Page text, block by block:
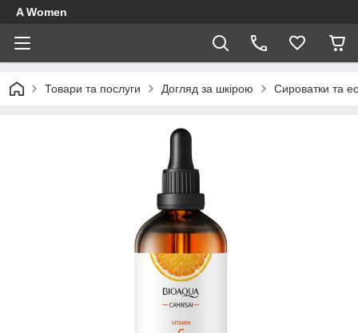
A Women
Товари та послуги Догляд за шкірою Сироватки та